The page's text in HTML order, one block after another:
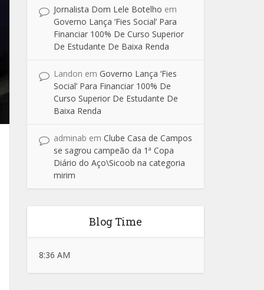
Jornalista Dom Lele Botelho em
Governo Lança ‘Fies Social’ Para
Financiar 100% De Curso Superior
De Estudante De Baixa Renda
Landon em Governo Lança ‘Fies
Social’ Para Financiar 100% De
Curso Superior De Estudante De
Baixa Renda
adminab em Clube Casa de Campos
se sagrou campeão da 1ª Copa
Diário do Aço\Sicoob na categoria
mirim
Blog Time
8:36 AM